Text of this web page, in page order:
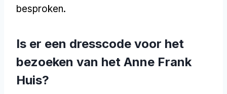
besproken.
Is er een dresscode voor het
bezoeken van het Anne Frank
Huis?